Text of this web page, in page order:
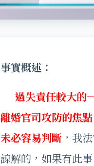
事實概述：
過失責任較大的
離婚官司攻防的焦
未必容易判斷 ，我
諒解的，如果有此